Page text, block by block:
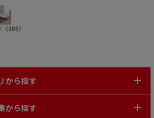
（886）
から探す
から探す